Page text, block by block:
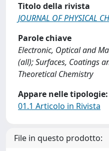
Titolo della rivista
JOURNAL OF PHYSICAL
Parole chiave
Electronic, Optical and
(all); Surfaces, Coatings
Theoretical Chemistry
Appare nelle tipologie:
01.1 Articolo in Rivista
File in questo prodotto: